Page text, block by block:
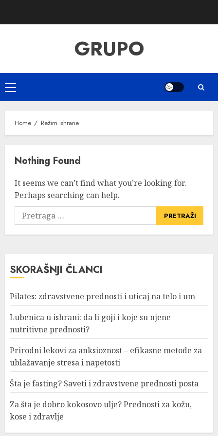
GRUPO
Primary
Menu
Home Režim ishrane
Nothing Found
It seems we can’t find what you’re looking for.
Perhaps searching can help.
Pretraga
za:
SKORAŠNJI ČLANCI
Pilates: zdravstvene prednosti i uticaj na telo i um
Lubenica u ishrani: da li goji i koje su njene
nutritivne prednosti?
Prirodni lekovi za anksioznost – efikasne metode za
ublažavanje stresa i napetosti
Šta je fasting? Saveti i zdravstvene prednosti posta
Za šta je dobro kokosovo ulje? Prednosti za kožu,
kose i zdravlje